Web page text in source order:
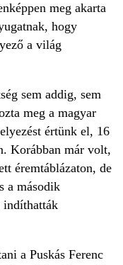
meg akarta
hogy
a világ
sem addig, sem
meg a magyar
értünk el, 16
Korábban már volt,
éremtáblázaton, de
a második
indíthatták
a Puskás Ferenc